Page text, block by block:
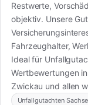
Restwerte,
objektiv. Unsere
Fahrzeughalter,
Ideal für
Wertbewertungen
Zwickau und allen
Unfallgutachten